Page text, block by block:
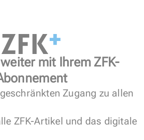
mit Ihrem ZFK-
Zugang zu allen
ZFK-Artikel und das digitale